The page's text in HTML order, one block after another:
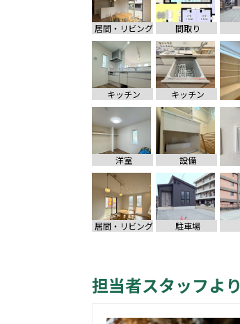
居間・リビング 間取り
キッチン キッチン
洋室 設備
居間・リビング 駐車場
担当者スタッフより